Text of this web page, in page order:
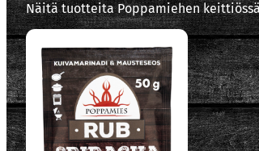
Näitä tuotteita Poppamiehen